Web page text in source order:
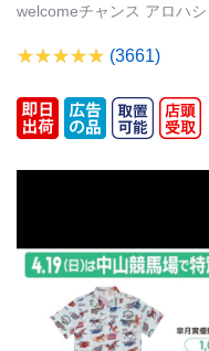
welcomeチャンス アロハシ
(3661)